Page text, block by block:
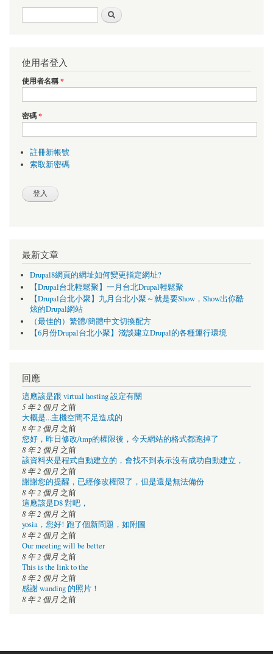
搜尋表單
使用者登入
使用者名稱*
密碼*
註冊新帳號
索取新密碼
最新文章
Drupal8網頁的網址如何變更指定網址?
【Drupal台北輕鬆聚】一月台北Drupal輕鬆聚
【Drupal台北小聚】九月台北小聚～就是要Show，Show出你酷
炫的Drupal網站
（最佳的）繁體/簡體中文切換配方
【6月份Drupal台北小聚】淺談建立Drupal的各種運行環境
回應
這應該是跟 virtual hosting 設定有關
5 年 2 個月 之前
大概是...主機空間不足造成的
8 年 2 個月 之前
您好，昨日修改/tmp的權限後，今天網站的格式都跑掉了
8 年 2 個月 之前
該資料夾是程式自動建立的，會找不到表示沒有成功自動建立，
8 年 2 個月 之前
謝謝您的提醒，已經修改權限了，但是還是無法備份
8 年 2 個月 之前
這應該是D8 對吧，
8 年 2 個月 之前
yosia，您好! 跑了個新問題，如附圖
8 年 2 個月 之前
Our meeting will be better
8 年 2 個月 之前
This is the link to the
8 年 2 個月 之前
感謝 wanding 的照片！
8 年 2 個月 之前